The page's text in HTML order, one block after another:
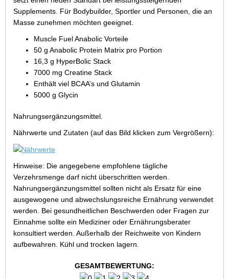
Supplements. Für Bodybuilder, Sportler und Personen, die an
Masse zunehmen möchten geeignet.
Muscle Fuel Anabolic Vorteile
50 g Anabolic Protein Matrix pro Portion
16,3 g HyperBolic Stack
7000 mg Creatine Stack
Enthält viel BCAA’s und Glutamin
5000 g Glycin
Nahrungsergänzungsmittel.
Nährwerte und Zutaten (auf das Bild klicken zum Vergrößern):
Hinweise: Die angegebene empfohlene tägliche
Verzehrsmenge darf nicht überschritten werden.
Nahrungsergänzungsmittel sollten nicht als Ersatz für eine
ausgewogene und abwechslungsreiche Ernährung verwendet
werden. Bei gesundheitlichen Beschwerden oder Fragen zur
Einnahme sollte ein Mediziner oder Ernährungsberater
konsultiert werden. Außerhalb der Reichweite von Kindern
aufbewahren. Kühl und trocken lagern.
GESAMTBEWERTUNG: